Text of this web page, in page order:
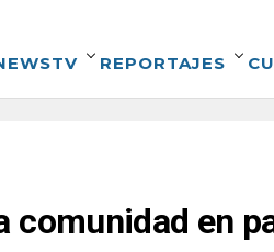
REPORTAJES
comunidad en